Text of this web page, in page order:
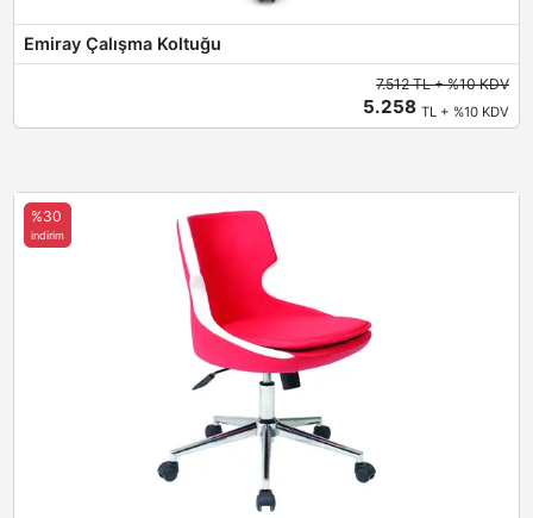
Emiray Çalışma Koltuğu
7.512 TL + %10 KDV
5.258TL + %10 KDV
%30
indirim